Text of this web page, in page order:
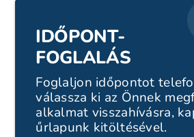
IDŐPONT-
FOGLALÁS
Foglaljon időpontot
válassza ki az Önnek
alkalmat visszahívásra,
űrlapunk kitöltésével.